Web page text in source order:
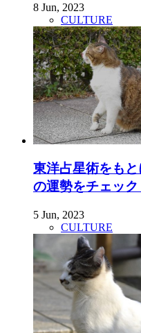
8 Jun, 2023
CULTURE
東洋占星術をも
の運勢をチェック
5 Jun, 2023
CULTURE